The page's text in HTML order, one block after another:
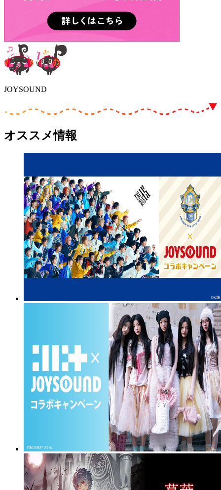
JOYSOUND
オススメ情報